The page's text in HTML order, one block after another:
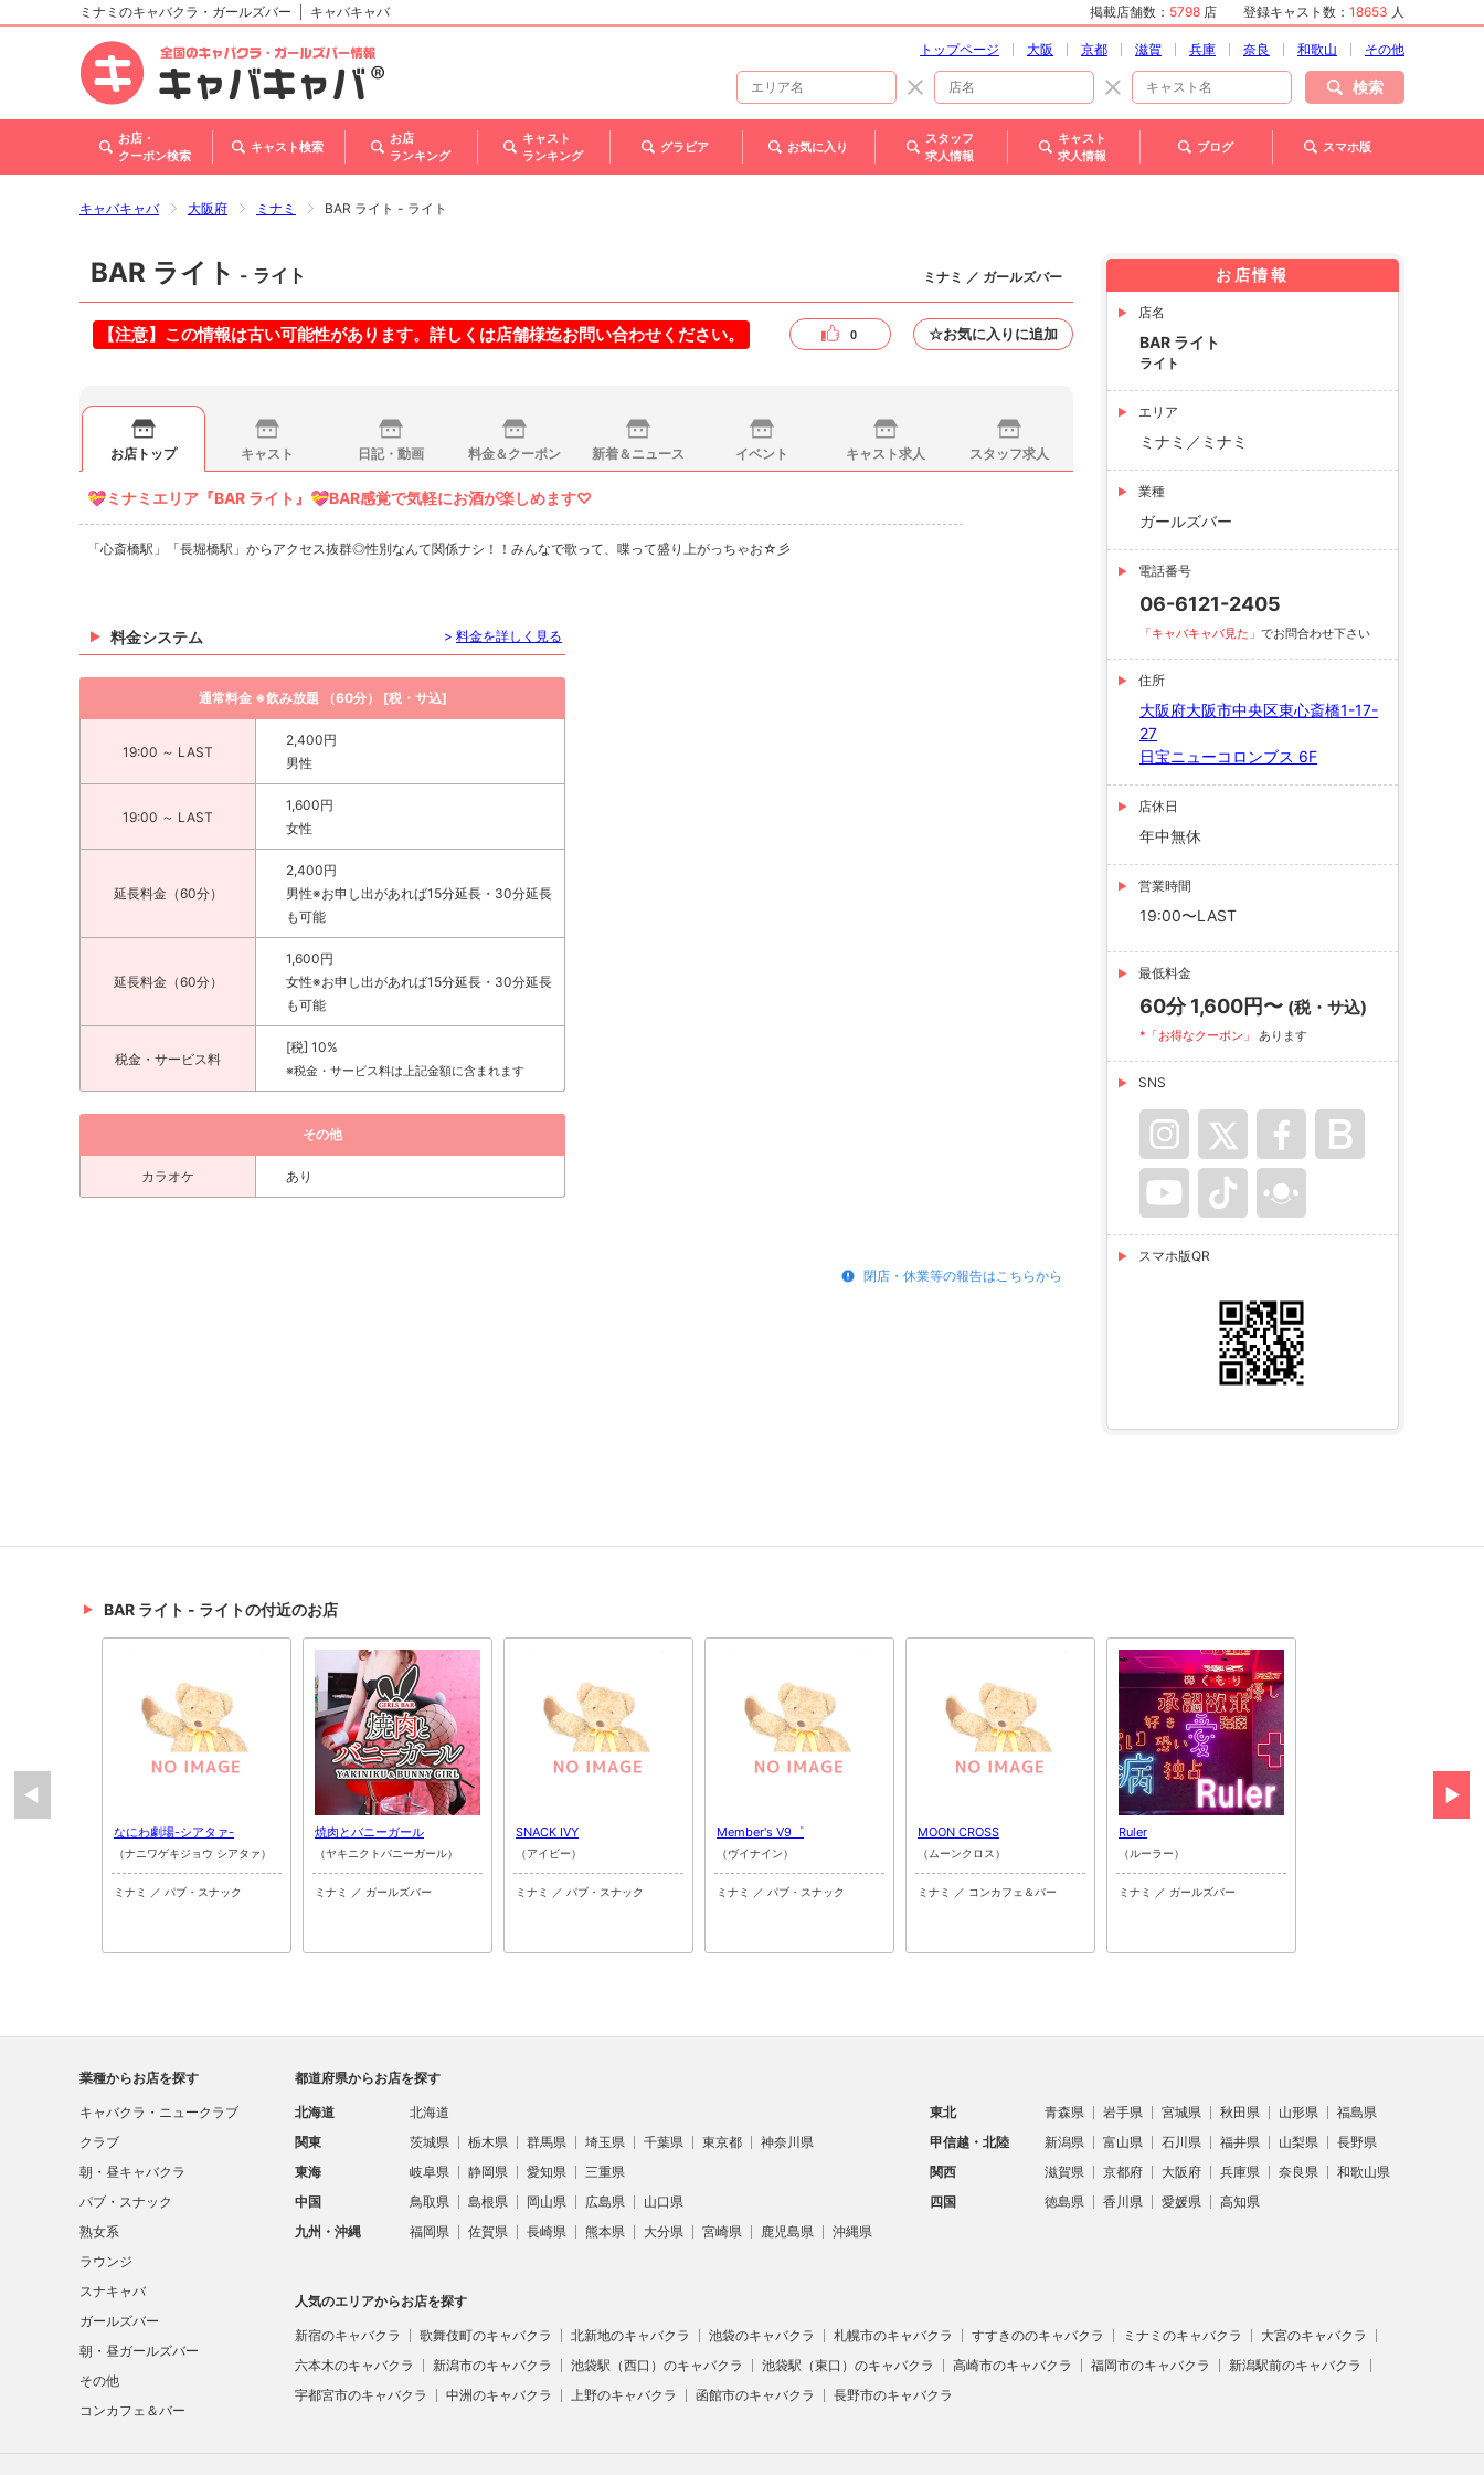
北海道
東北
甲信越・北陸
関西
ミナミのキャバクラ・ガールズバー キャバキャバ 掲載店舗数： 5798 店 登録キャスト数： 18653 人
トップページ 大阪 京都 滋賀 兵庫 奈良 和歌山 その他
検索
お店・
クーポン検索
キャスト検索
お店
ランキング
キャスト
ランキング
グラビア お気に入り
スタッフ
求人情報
キャスト
求人情報
ブログ スマホ版
キャバキャバ 大阪府 ミナミ BAR ライト - ライト
BAR ライト - ライト ミナミ ／ ガールズバー
【注意】この情報は古い可能性があります。詳しくは店舗様迄お問い合わせください。 0 ☆お気に入りに追加
お店トップ キャスト 日記・動画 料金＆クーポン 新着＆ニュース イベント キャスト求人 スタッフ求人
💝ミナミエリア『BAR ライト』💝BAR感覚で気軽にお酒が楽しめます♡
「心斎橋駅」「長堀橋駅」からアクセス抜群◎性別なんて関係ナシ！！みんなで歌って、喋って盛り上がっちゃお☆彡
料金システム > 料金を詳しく見る
通常料金 ※飲み放題 （60分） [税・サ込]
19:00 ～ LAST
2,400円
男性
19:00 ～ LAST
1,600円
女性
延長料金（60分）
2,400円
男性※お申し出があれば15分延長・30分延長
も可能
延長料金（60分）
1,600円
女性※お申し出があれば15分延長・30分延長
も可能
税金・サービス料
[税] 10%
※税金・サービス料は上記金額に含まれます
その他
カラオケ あり
閉店・休業等の報告はこちらから
お店情報
店名
BAR ライト
ライト
エリア
ミナミ／ミナミ
業種
ガールズバー
電話番号
06-6121-2405
「キャバキャバ見た」 でお問合わせ下さい
住所
大阪府大阪市中央区東心斎橋1-17-
27
日宝ニューコロンブス 6F
店休日
年中無休
営業時間
19:00〜LAST
最低料金
60分 1,600円〜 (税・サ込)
*「お得なクーポン」 あります
SNS
スマホ版QR
BAR ライト - ライトの付近のお店
なにわ劇場-シアタァ-
（ナニワゲキジョウ シアタァ）
ミナミ ／ パブ・スナック
焼肉とバニーガール
（ヤキニクトバニーガール）
ミナミ ／ ガールズバー
SNACK IVY
（アイビー）
ミナミ ／ パブ・スナック
Member's V9゜
（ヴイナイン）
ミナミ ／ パブ・スナック
MOON CROSS
（ムーンクロス）
ミナミ ／ コンカフェ＆バー
Ruler
（ルーラー）
ミナミ ／ ガールズバー
業種からお店を探す
キャバクラ・ニュークラブ
クラブ
朝・昼キャバクラ
パブ・スナック
熟女系
ラウンジ
スナキャバ
ガールズバー
朝・昼ガールズバー
その他
コンカフェ＆バー
都道府県からお店を探す
北海道 北海道 東北 青森県 岩手県 宮城県 秋田県 山形県
福島県
関東
茨城県 栃木県 群馬県 埼玉県 千葉県 東京都 神奈川県 甲信越・北陸 新潟県 富山県 石川県 福井県 山梨県
長野県
東海
岐阜県 静岡県 愛知県 三重県 関西 滋賀県 京都府 大阪府 兵庫県 奈良県
和歌山県
中国
鳥取県 島根県 岡山県 広島県 山口県 四国 徳島県 香川県 愛媛県
高知県
九州・沖縄
福岡県 佐賀県 長崎県 熊本県 大分県 宮崎県 鹿児島県 沖縄県
人気のエリアからお店を探す
新宿のキャバクラ 歌舞伎町のキャバクラ 北新地のキャバクラ 池袋のキャバクラ 札幌市のキャバクラ すすきののキャバクラ ミナミのキャバクラ
大宮のキャバクラ
六本木のキャバクラ
新潟市のキャバクラ 池袋駅（西口）のキャバクラ 池袋駅（東口）のキャバクラ 高崎市のキャバクラ 福岡市のキャバクラ
新潟駅前のキャバクラ
宇都宮市のキャバクラ
中洲のキャバクラ 上野のキャバクラ 函館市のキャバクラ 長野市のキャバクラ